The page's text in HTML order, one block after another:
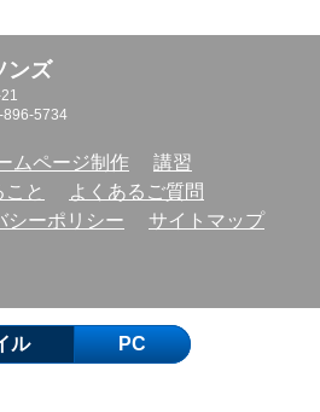
ンズ
896-5734
ムページ制作
講習
こと
よくあるご質問
シーポリシー サイトマップ
ル PC